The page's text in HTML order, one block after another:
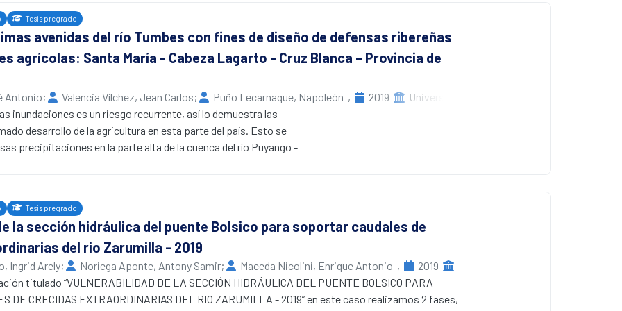
impacto de la morosidad sobre la operación y mantenimiento de la infraestructura hidráulica no tiene
cumplimiento y las medidas para disminuir la morosidad son incrementar el número de técnicos
incentivos para los usuarios puntuales, una buena elección de los técnicos recaudadores y el pago
de la cosecha y limpieza de la infraestructura hidráulica menor y caminos de acceso por parte de
Tesis pregrado
avenidas del río Tumbes con fines de diseño de defensas ribereñas
agrícolas: Santa María - Cabeza Lagarto - Cruz Blanca – Provincia de
Antonio; Valencia Vílchez, Jean Carlos; Puño Lecarnaque, Napoleón , 2019
Universidad
inundaciones es un riesgo recurrente, así lo demuestra las
desarrollo de la agricultura en esta parte del país. Esto se
precipitaciones en la parte alta de la cuenca del río Puyango -
cada año, se espera caudales mayores a 800 m3/s, que, debido a
de defensa ribereña.
investigación, ubicada en los sectores agrícolas de Santa María,
Blanca tiene como objetivos determinar un caudal máximo para
de 50 años tiempo en que puede producirse una máxima avenida y
de defensas ribereñas que sean eficientes para mitigar las
la erosión que se producirían para este tipo de eventos
Tesis pregrado
la sección hidráulica del puente Bolsico para soportar caudales de
del rio Zarumilla - 2019
Ingrid Arely; Noriega Aponte, Antony Samir; Maceda Nicolini, Enrique Antonio ,
2019
Tumbes
titulado “VULNERABILIDAD DE LA SECCIÓN HIDRÁULICA DEL PUENTE BOLSICO PARA
DE CRECIDAS EXTRAORDINARIAS DEL RIO ZARUMILLA - 2019” en este caso realizamos 2 fases,